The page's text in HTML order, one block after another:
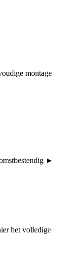
montage
►
het volledige